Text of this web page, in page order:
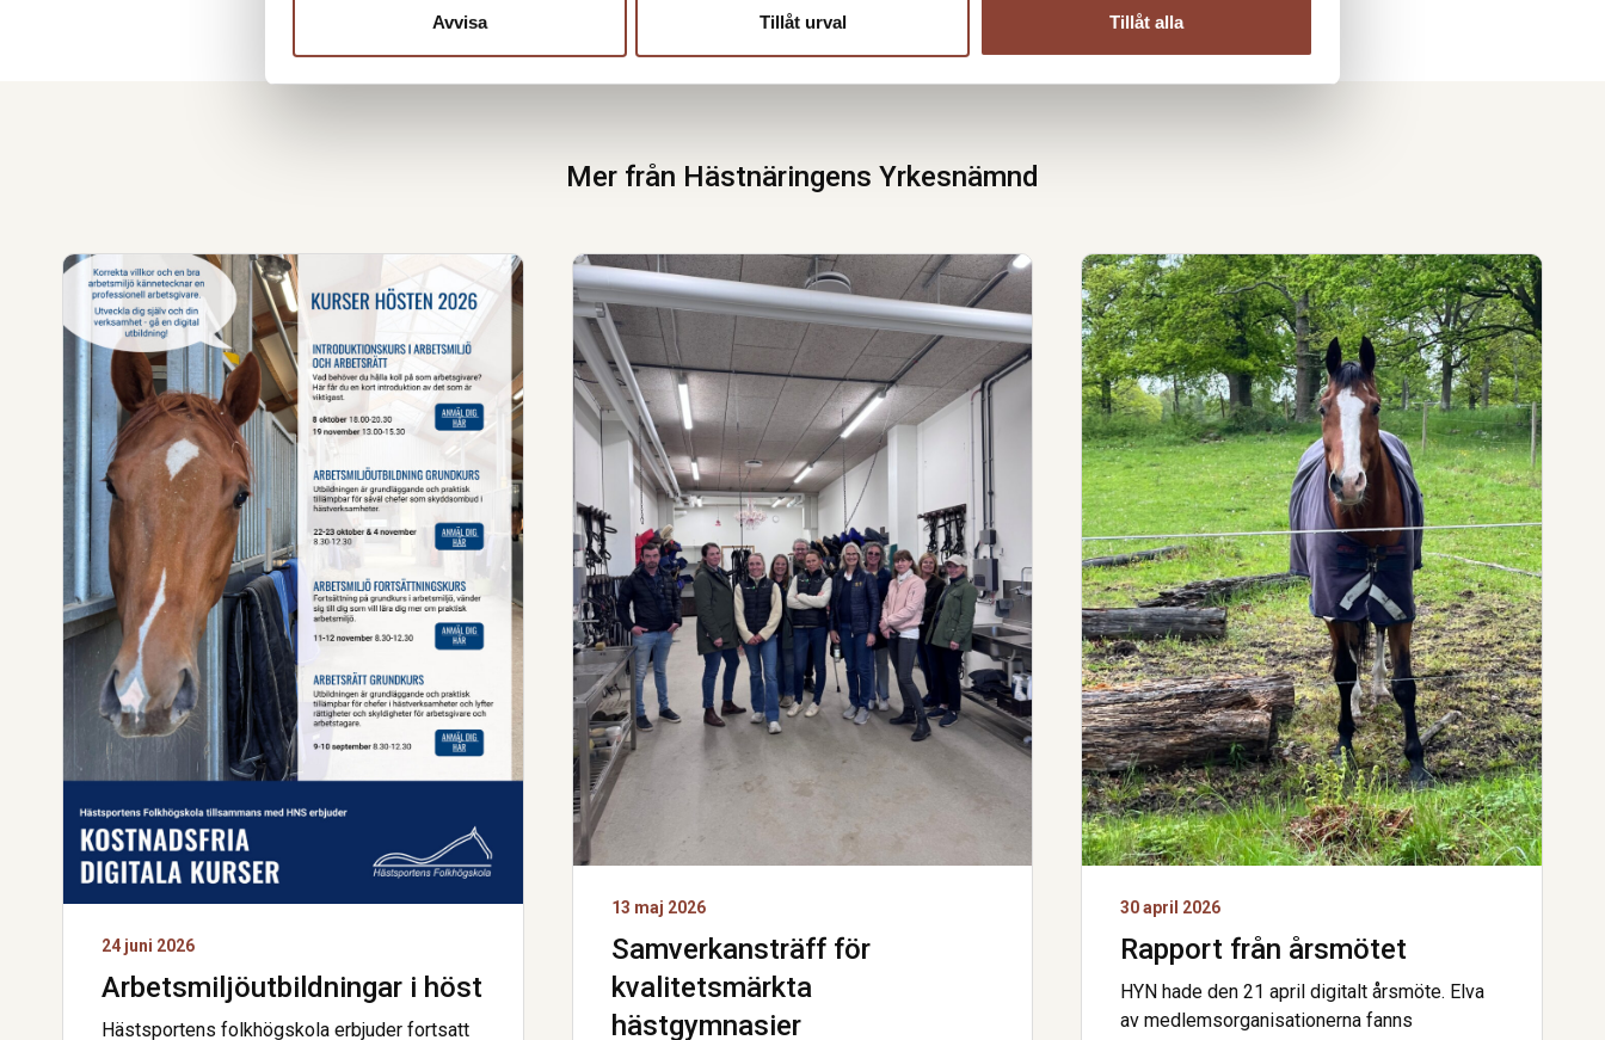
Avvisa Tillåt urval Tillåt alla
Mer från Hästnäringens Yrkesnämnd
24 juni 2026
Arbetsmiljö­utbildningar i höst
Hästsportens folkhögskola erbjuder fortsatt
13 maj 2026
Samverkansträff för
kvalitetsmärkta
hästgymnasier
30 april 2026
Rapport från årsmötet
HYN hade den 21 april digitalt årsmöte. Elva
av medlemsorganisationerna fanns